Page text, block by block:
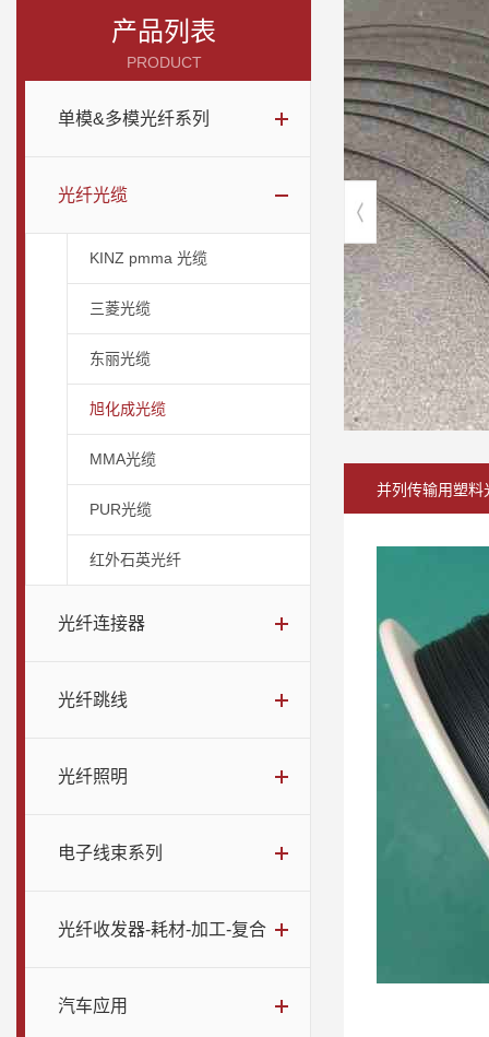
产品列表
PRODUCT
单模&多模光纤系列
光纤光缆
KINZ pmma 光缆
三菱光缆
东丽光缆
旭化成光缆
MMA光缆
PUR光缆
红外石英光纤
光纤连接器
光纤跳线
光纤照明
电子线束系列
光纤收发器-耗材-加工-复合
汽车应用
并列传输用塑料